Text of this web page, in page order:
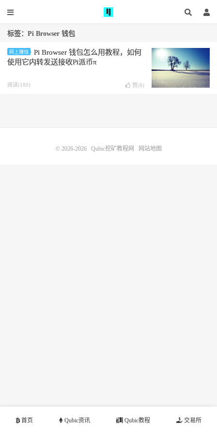
标签：Pi Browser 钱包
网上赚钱
Pi Browser 钱包怎么用教程，如何
使用它内转发送接收Pi派币π
阅读(189) 赞(8)
首页 Qubic资讯 Qubic教程 交易所
© 2026-2026 Qubic挖矿教程网 网站地图